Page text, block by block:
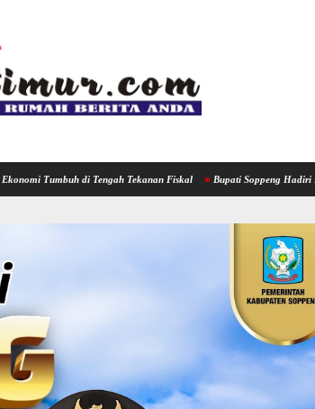
Tengah Tekanan Fiskal Bupati Soppeng Hadiri Rakor Perluasan